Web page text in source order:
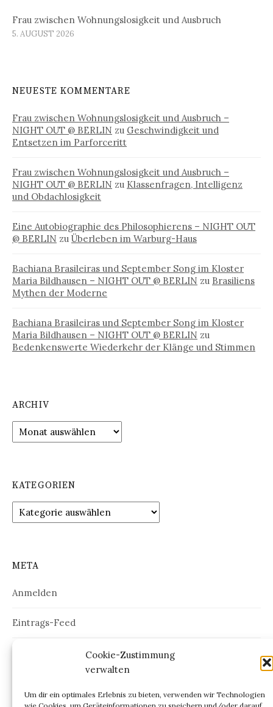
Cookie-Zustimmung
verwalten
Um dir ein optimales Erlebnis zu bieten, verwenden wir Technologien
Frau zwischen Wohnungslosigkeit und Ausbruch
5. AUGUST 2026
NEUESTE KOMMENTARE
Frau zwischen Wohnungslosigkeit und Ausbruch –
NIGHT OUT @ BERLIN zu Geschwindigkeit und
Entsetzen im Parforceritt
Frau zwischen Wohnungslosigkeit und Ausbruch –
NIGHT OUT @ BERLIN zu Klassenfragen, Intelligenz
und Obdachlosigkeit
Eine Autobiographie des Philosophierens – NIGHT OUT
@ BERLIN zu Überleben im Warburg-Haus
Bachiana Brasileiras und September Song im Kloster
Maria Bildhausen – NIGHT OUT @ BERLIN zu Brasiliens
Mythen der Moderne
Bachiana Brasileiras und September Song im Kloster
Maria Bildhausen – NIGHT OUT @ BERLIN zu
Bedenkenswerte Wiederkehr der Klänge und Stimmen
ARCHIV
Archiv
KATEGORIEN
Kategorien
META
Anmelden
Eintrags-Feed
Kommentar-Feed